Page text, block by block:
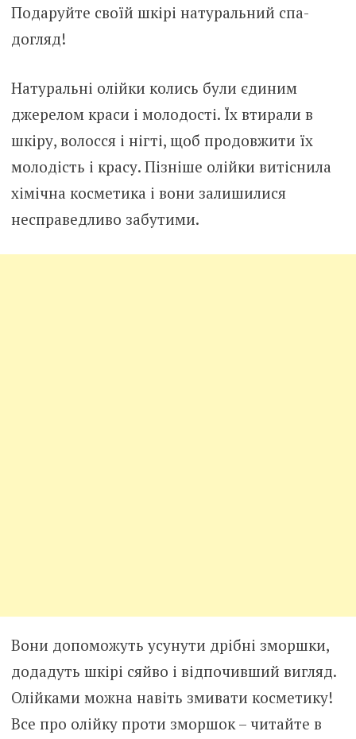
Подаруйте своїй шкірі натуральний спа-
догляд!
Натуральні олійки колись були єдиним
джерелом краси і молодості. Їх втирали в
шкіру, волосся і нігті, щоб продовжити їх
молодість і красу. Пізніше олійки витіснила
хімічна косметика і вони залишилися
несправедливо забутими.
Вони допоможуть усунути дрібні зморшки,
додадуть шкірі сяйво і відпочивший вигляд.
Олійками можна навіть змивати косметику!
Все про олійку проти зморшок – читайте в